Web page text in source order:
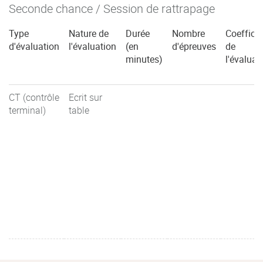
Seconde chance / Session de rattrapage
Type
d'évaluation
Nature de
l'évaluation
Durée
(en
minutes)
Nombre
d'épreuves
de
CT (contrôle
terminal)
Ecrit sur
table